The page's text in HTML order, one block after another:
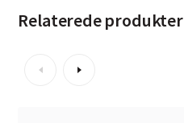
Relaterede produkter